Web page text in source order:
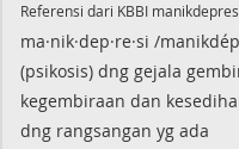
Referensi dari KBBI
ma·nik·dep·re·si /
(psikosis) dng gejala
kegembiraan dan
dng rangsangan yg ada